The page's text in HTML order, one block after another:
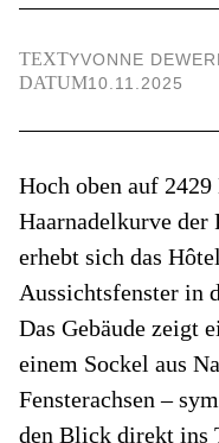
TEXTYVONNE
DATUM10.11.2025
Hoch oben auf
Haarnadelkurve der
erhebt sich das
Aussichtsfenster in
Das Gebäude zeigt
einem Sockel aus
Fensterachsen –
den Blick direkt ins